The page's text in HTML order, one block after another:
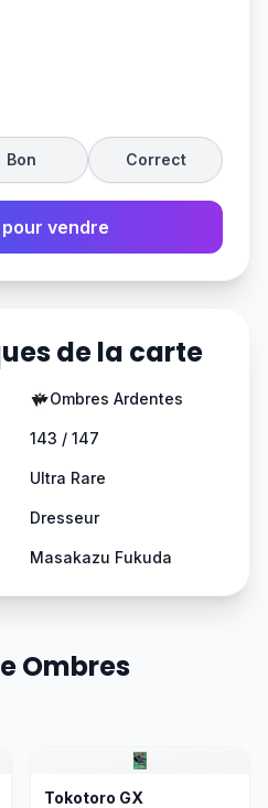
Bon Correct
vendre
de la carte
Ombres Ardentes
143 / 147
Ultra Rare
Dresseur
Masakazu Fukuda
Ombres
Tokotoro GX